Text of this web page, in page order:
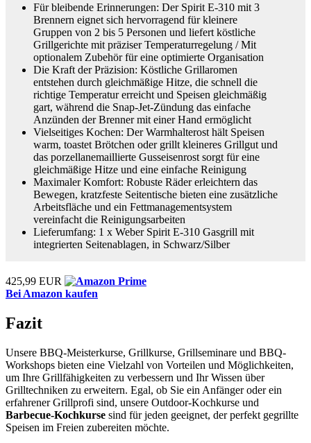
Für bleibende Erinnerungen: Der Spirit E-310 mit 3
Brennern eignet sich hervorragend für kleinere
Gruppen von 2 bis 5 Personen und liefert köstliche
Grillgerichte mit präziser Temperaturregelung / Mit
optionalem Zubehör für eine optimierte Organisation
Die Kraft der Präzision: Köstliche Grillaromen
entstehen durch gleichmäßige Hitze, die schnell die
richtige Temperatur erreicht und Speisen gleichmäßig
gart, während die Snap-Jet-Zündung das einfache
Anzünden der Brenner mit einer Hand ermöglicht
Vielseitiges Kochen: Der Warmhalterost hält Speisen
warm, toastet Brötchen oder grillt kleineres Grillgut und
das porzellanemaillierte Gusseisenrost sorgt für eine
gleichmäßige Hitze und eine einfache Reinigung
Maximaler Komfort: Robuste Räder erleichtern das
Bewegen, kratzfeste Seitentische bieten eine zusätzliche
Arbeitsfläche und ein Fettmanagementsystem
vereinfacht die Reinigungsarbeiten
Lieferumfang: 1 x Weber Spirit E-310 Gasgrill mit
integrierten Seitenablagen, in Schwarz/Silber
425,99 EUR
Bei Amazon kaufen
Fazit
Unsere BBQ-Meisterkurse, Grillkurse, Grillseminare und BBQ-
Workshops bieten eine Vielzahl von Vorteilen und Möglichkeiten,
um Ihre Grillfähigkeiten zu verbessern und Ihr Wissen über
Grilltechniken zu erweitern. Egal, ob Sie ein Anfänger oder ein
erfahrener Grillprofi sind, unsere Outdoor-Kochkurse und
Barbecue-Kochkurse sind für jeden geeignet, der perfekt gegrillte
Speisen im Freien zubereiten möchte.